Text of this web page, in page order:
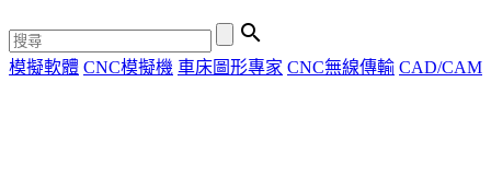

模擬軟體 CNC模擬機 車床圖形專家 CNC無線傳輸 CAD/CAM